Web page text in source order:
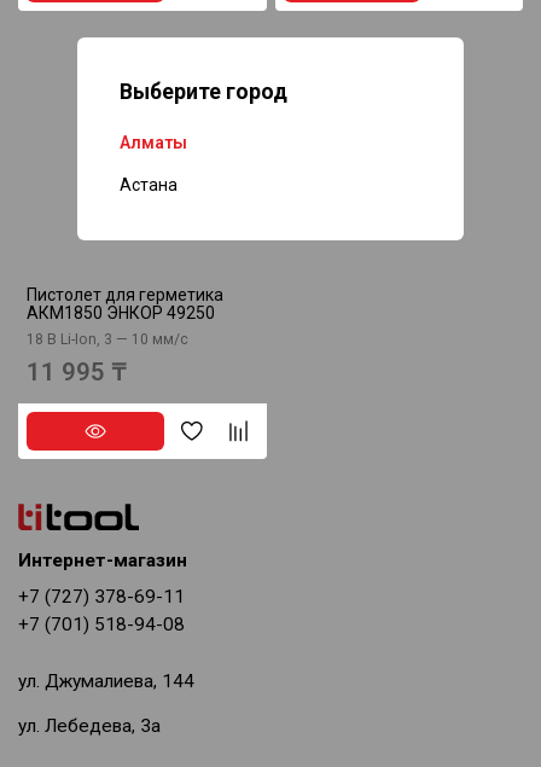
Выберите город
Алматы
Астана
Нет в наличии
Пистолет для герметика
АКМ1850 ЭНКОР 49250
18 В Li-Ion, 3 — 10 мм/с
11 995 ₸
Интернет-магазин
+7 (727) 378-69-11
+7 (701) 518-94-08
ул. Джумалиева, 144
ул. Лебедева, 3а